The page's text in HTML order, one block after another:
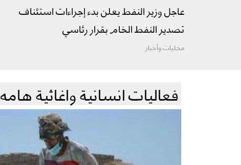
عاجل وزير النفط يعلن بدء إجراءات استئناف
تصدير النفط الخام بقرار رئاسي
محليات وأخبار
فعاليات انسانية واغاثية هامه